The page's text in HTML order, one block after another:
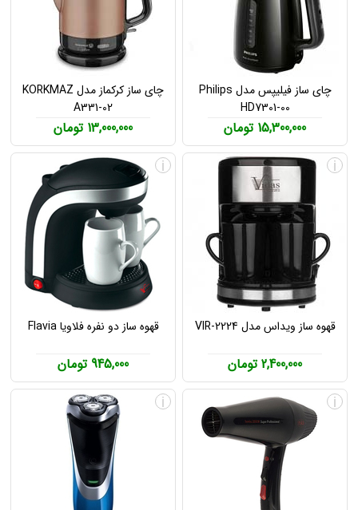
چای ساز فیلیپس مدل Philips
HD7301-00
15,300,000 تومان
چای ساز کرکماز مدل KORKMAZ
A331-02
13,000,000 تومان
قهوه ساز ویداس مدل VIR-2224
2,400,000 تومان
i
قهوه ساز دو نفره فلاویا Flavia
945,000 تومان
i
i
i